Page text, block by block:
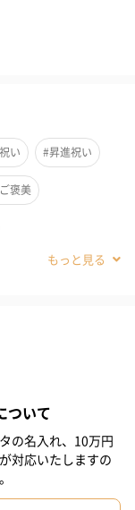
しむために、細部
カップ、それが
を感じさせる質
アロマと味わいが
くすることによ
おいしさとアロマ
つの型をひとつにつ
い #昇進祝い
褒美
#誕生日×父親
#誕生日×男性
#クリスマス
ついて
の名入れ、10万円
対応いたしますの